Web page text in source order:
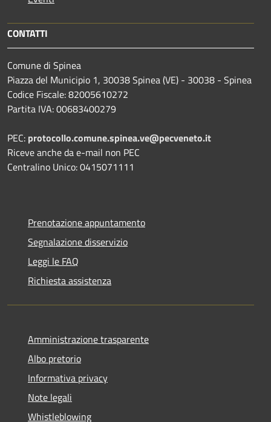
CONTATTI
Comune di Spinea
Piazza del Municipio 1, 30038 Spinea (VE) - 30038 - Spinea
Codice Fiscale: 82005610272
Partita IVA: 00683400279
PEC: protocollo.comune.spinea.ve@pecveneto.it
Riceve anche da e-mail non PEC
Centralino Unico: 0415071111
Prenotazione appuntamento
Segnalazione disservizio
Leggi le FAQ
Richiesta assistenza
Amministrazione trasparente
Albo pretorio
Informativa privacy
Note legali
Whistleblowing